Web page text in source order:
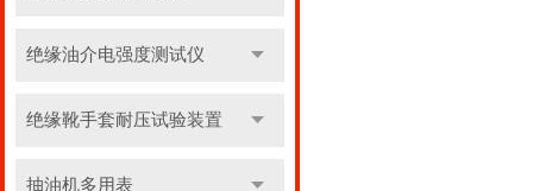
绝缘油介电强度测试仪
绝缘靴手套耐压试验装置
抽油机多用表